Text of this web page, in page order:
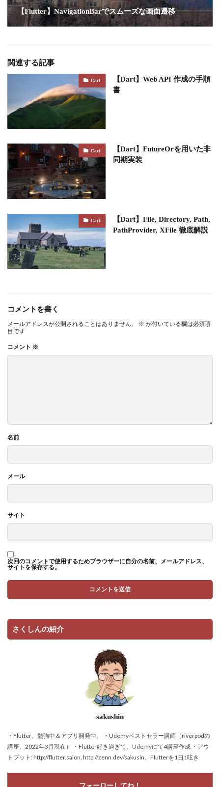
【Flutter】NavigationBarでスムーズな画面遷移
関連する記事
Dart
【Dart】Web API 作成の手順
書
Dart
【Dart】FutureOrを用いた非
同期実装
Dart
【Dart】File, Directory, Path,
PathProvider, XFile 徹底解説
コメントを書く
メールアドレスが公開されることはありません。 ※ が付いている欄は必須項
目です
コメント ※
名前
メール
サイト
次回のコメントで使用するためブラウザーに自分の名前、メールアドレス、
サイトを保存する。
さくしんの紹介
sakushin
・Flutter、勉強中＆アプリ開発中。 ・Udemyベストセラー講師（riverpodの
講座、2022年3月現在） ・Flutter好き過ぎて、Udemyにて4講座作成 ・アウ
トプット: http://flutter.salon, http://zenn.dev/sakusin、Flutterを1日1呟き